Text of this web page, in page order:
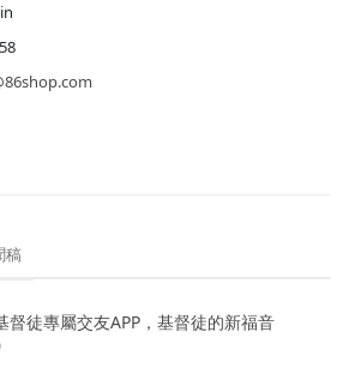
稿
督徒專屬交友APP，基督徒的新福音